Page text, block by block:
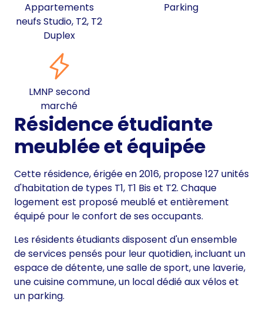
Appartements
neufs Studio, T2, T2
Duplex
Parking
LMNP second
marché
Résidence étudiante
meublée et équipée
Cette résidence, érigée en 2016, propose 127 unités
d'habitation de types T1, T1 Bis et T2. Chaque
logement est proposé meublé et entièrement
équipé pour le confort de ses occupants.
Les résidents étudiants disposent d'un ensemble
de services pensés pour leur quotidien, incluant un
espace de détente, une salle de sport, une laverie,
une cuisine commune, un local dédié aux vélos et
un parking.